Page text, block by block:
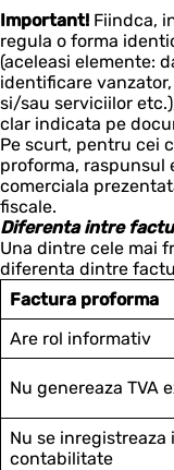
Important! Fiindca,
regula o forma
(aceleasi elemente:
identificare
si/sau serviciilor
clar indicata pe
Pe scurt, pentru cei
proforma, raspunsul
comerciala
fiscale.
Diferenta intre
Una dintre cele mai
diferenta dintre
Factura proforma
Are rol informativ
Nu genereaza TVA
Nu se inregistreaza
contabilitate